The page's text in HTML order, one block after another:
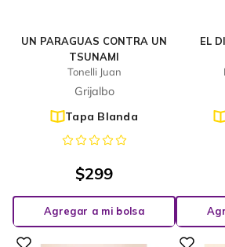
UN PARAGUAS CONTRA UN
TSUNAMI
Tonelli Juan
Grijalbo
Tapa Blanda
$299
Agregar a mi bolsa
EL